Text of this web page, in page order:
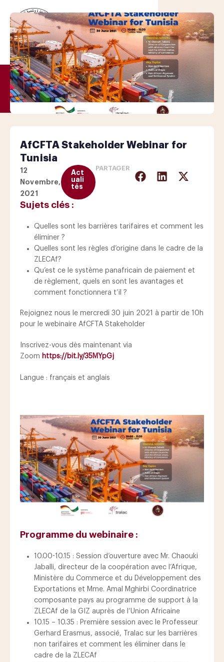
AfCFTA Stakeholder Webinar for
Tunisia
12
Novembre,
2021
Act
uali
tés
PARTAGER
Sujets clés :
Quelles sont les barrières tarifaires et comment les
éliminer ?
Quelles sont les règles d’origine dans le cadre de la
ZLECAf?
Qu’est ce le système panafricain de paiement et
de règlement, quels en sont les avantages et
comment fonctionnera t’il ?
Rejoignez nous le mercredi 30 juin 2021 à partir de 10h
pour le webinaire AfCFTA Stakeholder
Inscrivez-vous dès maintenant via
Zoom https://bit.ly/35MYpGj
Langue : français et anglais
Programme du webinaire :
10.00-10.15 : Session d’ouverture avec Mr. Chaouki
Jaballi, directeur de la coopération avec l’Afrique,
Ministère du Commerce et du Développement des
Exportations et Mme. Amal Mghirbi Coordinatrice
composante pays au programme de support à la
ZLECAf de la GIZ auprès de l‘Union Africaine
10.15 – 10.35 : Première session avec le Professeur
Gerhard Erasmus, associé, Tralac sur les barrières
non tarifaires et comment les éliminer dans le
cadre de la ZLECAf